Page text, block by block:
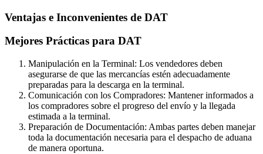
Ventajas e Inconvenientes de DAT
Mejores Prácticas para DAT
Manipulación en la Terminal: Los vendedores deben
asegurarse de que las mercancías estén adecuadamente
preparadas para la descarga en la terminal.
Comunicación con los Compradores: Mantener informados a
los compradores sobre el progreso del envío y la llegada
estimada a la terminal.
Preparación de Documentación: Ambas partes deben manejar
toda la documentación necesaria para el despacho de aduana
de manera oportuna.